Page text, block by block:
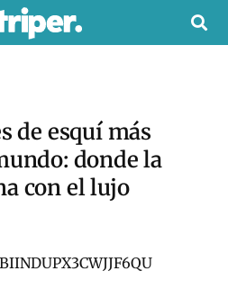
de esquí más
donde la
con el lujo